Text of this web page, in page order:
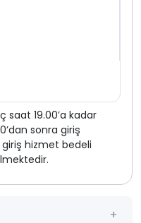
saat 19.00’a kadar
sonra giriş
hizmet bedeli